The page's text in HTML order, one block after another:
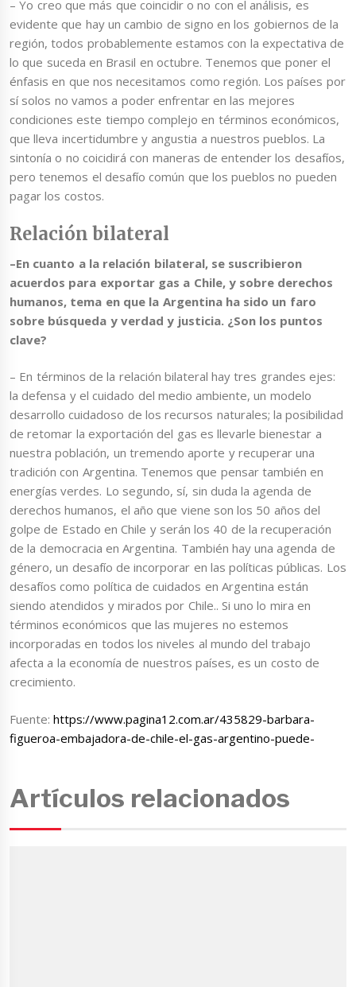
– Yo creo que más que coincidir o no con el análisis, es
evidente que hay un cambio de signo en los gobiernos de la
región, todos probablemente estamos con la expectativa de
lo que suceda en Brasil en octubre. Tenemos que poner el
énfasis en que nos necesitamos como región. Los países por
sí solos no vamos a poder enfrentar en las mejores
condiciones este tiempo complejo en términos económicos,
que lleva incertidumbre y angustia a nuestros pueblos. La
sintonía o no coicidirá con maneras de entender los desafíos,
pero tenemos el desafío común que los pueblos no pueden
pagar los costos.
Relación bilateral
–En cuanto a la relación bilateral, se suscribieron
acuerdos para exportar gas a Chile, y sobre derechos
humanos, tema en que la Argentina ha sido un faro
sobre búsqueda y verdad y justicia. ¿Son los puntos
clave?
– En términos de la relación bilateral hay tres grandes ejes:
la defensa y el cuidado del medio ambiente, un modelo
desarrollo cuidadoso de los recursos naturales; la posibilidad
de retomar la exportación del gas es llevarle bienestar a
nuestra población, un tremendo aporte y recuperar una
tradición con Argentina. Tenemos que pensar también en
energías verdes. Lo segundo, sí, sin duda la agenda de
derechos humanos, el año que viene son los 50 años del
golpe de Estado en Chile y serán los 40 de la recuperación
de la democracia en Argentina. También hay una agenda de
género, un desafío de incorporar en las políticas públicas. Los
desafíos como política de cuidados en Argentina están
siendo atendidos y mirados por Chile.. Si uno lo mira en
términos económicos que las mujeres no estemos
incorporadas en todos los niveles al mundo del trabajo
afecta a la economía de nuestros países, es un costo de
crecimiento.
Fuente:https://www.pagina12.com.ar/435829-barbara-
figueroa-embajadora-de-chile-el-gas-argentino-puede-
Artículos relacionados